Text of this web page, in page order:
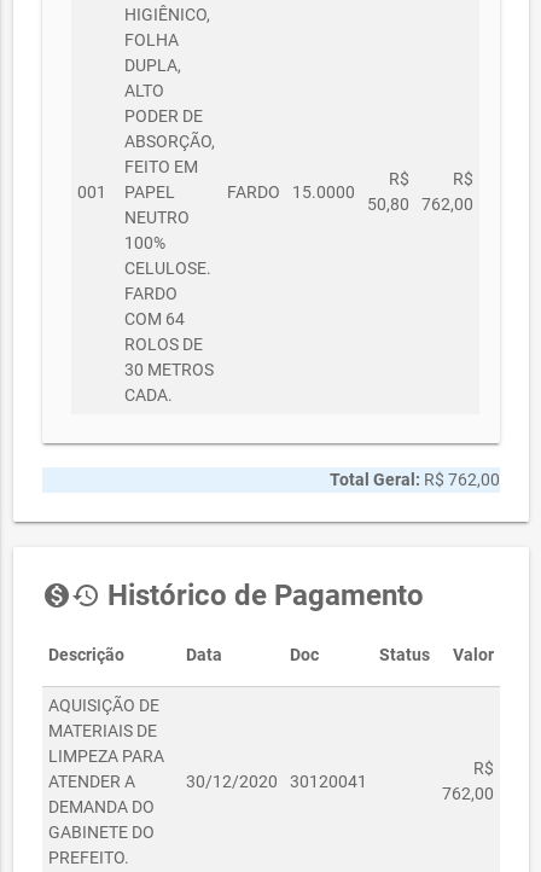
001
HIGIÊNICO,
FOLHA
DUPLA,
ALTO
PODER DE
ABSORÇÃO,
FEITO EM
PAPEL
NEUTRO
100%
CELULOSE.
FARDO
COM 64
ROLOS DE
30 METROS
CADA.
FARDO 15.0000
R$
50,80
R$
762,00
Total Geral: R$ 762,00
monetization_onhistory Histórico de Pagamento
Descrição Data Doc Status Valor
AQUISIÇÃO DE
MATERIAIS DE
LIMPEZA PARA
ATENDER A
DEMANDA DO
GABINETE DO
PREFEITO.
30/12/2020 30120041
R$
762,00